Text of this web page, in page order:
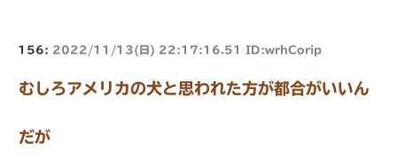
156: 2022/11/13(日) 22:17:16.51 ID:wrhCorip
むしろアメリカの犬と思われた方が都合がいいん
だが